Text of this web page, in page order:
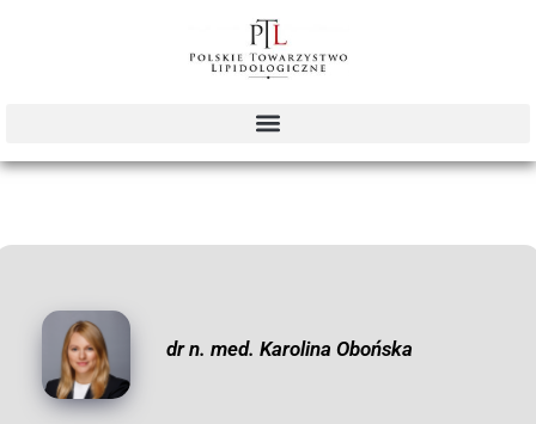
dr n. med. Karolina Obońska